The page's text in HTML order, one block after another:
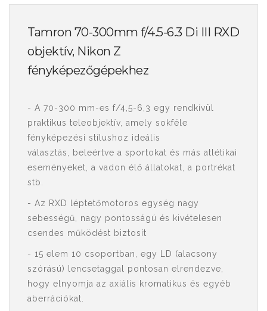
Tamron 70-300mm f/4.5-6.3 Di III RXD
objektív, Nikon Z
fényképezőgépekhez
- A 70-300 mm-es f/4,5-6,3 egy rendkívül
praktikus teleobjektív, amely sokféle
fényképezési stílushoz ideális
választás, beleértve a sportokat és más atlétikai
eseményeket, a vadon élő állatokat, a portrékat
stb.
- Az RXD léptetőmotoros egység nagy
sebességű, nagy pontosságú és kivételesen
csendes működést biztosít
- 15 elem 10 csoportban, egy LD (alacsony
szórású) lencsetaggal pontosan elrendezve,
hogy elnyomja az axiális kromatikus és egyéb
aberrációkat.